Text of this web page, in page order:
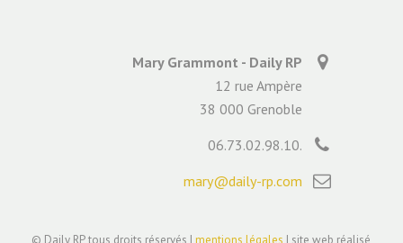
Mary Grammont - Daily RP
12 rue Ampère
38 000 Grenoble
06.73.02.98.10.
mary@daily-rp.com
© Daily RP, tous droits réservés |mentions légales | site web réalisé